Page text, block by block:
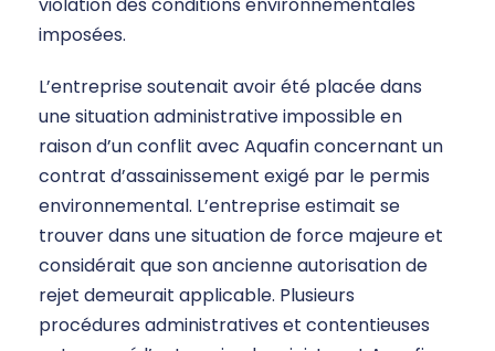
imposées.
L’entreprise soutenait avoir été placée dans
une situation administrative impossible en
raison d’un conflit avec Aquafin concernant un
contrat d’assainissement exigé par le permis
environnemental. L’entreprise estimait se
trouver dans une situation de force majeure et
considérait que son ancienne autorisation de
rejet demeurait applicable. Plusieurs
procédures administratives et contentieuses